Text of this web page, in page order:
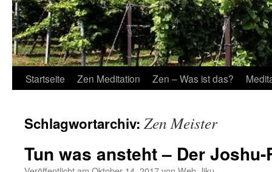
Startseite Zen Meditation Zen – Was ist das?
Schlagwortarchiv: Zen Meister
Tun was ansteht – Der Joshu-